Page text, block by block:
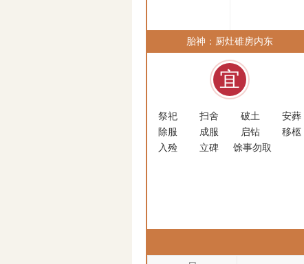
胎神：厨灶碓房内东
宜
祭祀 扫舍 破土
安葬
除服
成服 启钻
移柩
入殓
立碑 馀事勿取